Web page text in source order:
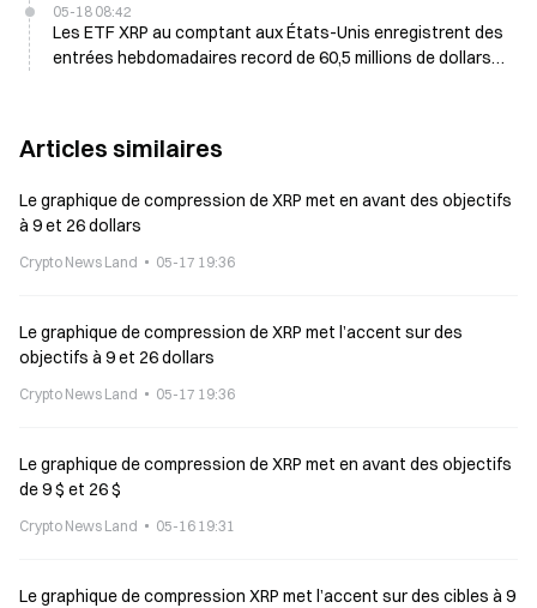
05-18 08:42
Les ETF XRP au comptant aux États-Unis enregistrent des
entrées hebdomadaires record de 60,5 millions de dollars
Articles similaires
Le graphique de compression de XRP met en avant des objectifs
à 9 et 26 dollars
Crypto News Land 05-17 19:36
Le graphique de compression de XRP met l’accent sur des
objectifs à 9 et 26 dollars
Crypto News Land 05-17 19:36
Le graphique de compression de XRP met en avant des objectifs
de 9 $ et 26 $
Crypto News Land 05-16 19:31
Le graphique de compression XRP met l’accent sur des cibles à 9